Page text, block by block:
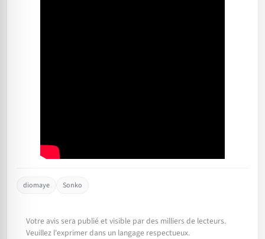
diomaye Sonko
Votre avis sera publié et visible par des milliers de lecteurs.
Veuillez l'exprimer dans un langage respectueux.